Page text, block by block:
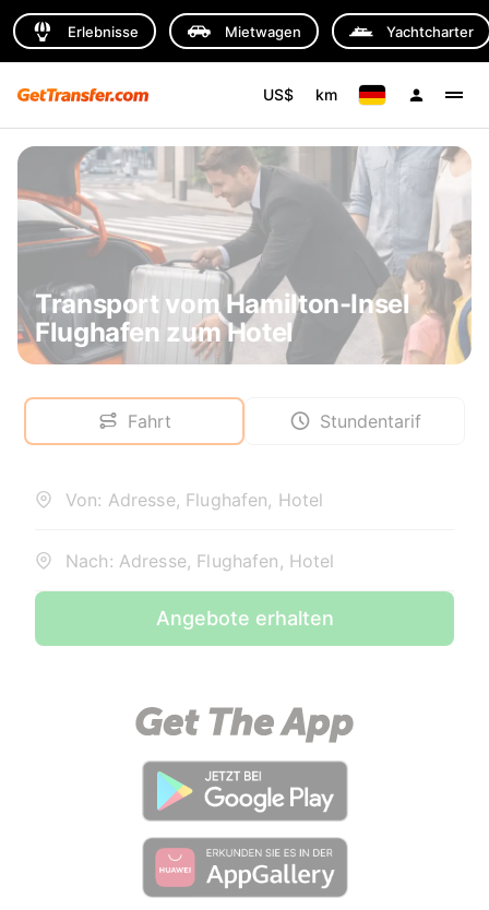
Erlebnisse Mietwagen Yachtcharter
US$ km
Transport vom Hamilton-Insel
Flughafen zum Hotel
Fahrt Stundentarif
Von: Adresse, Flughafen, Hotel
Nach: Adresse, Flughafen, Hotel
Angebote erhalten